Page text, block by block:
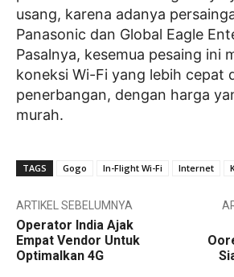
usang, karena adanya
Panasonic dan Global Eagle
Pasalnya, kesemua pesaing ini
koneksi Wi-Fi yang lebih cepat
penerbangan, dengan harga
murah.
TAGS Gogo In-Flight Wi-Fi Internet
ARTIKEL SEBELUMNYA
Operator India Ajak
Empat Vendor Untuk
Optimalkan 4G